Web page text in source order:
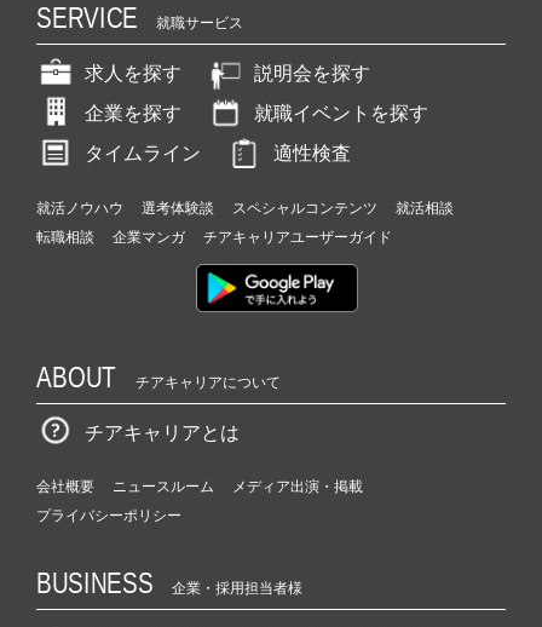
SERVICE 就職サービス
求人を探す
説明会を探す
企業を探す
就職イベントを探す
タイムライン
適性検査
就活ノウハウ 選考体験談 スペシャルコンテンツ
就活相談
転職相談
企業マンガ チアキャリアユーザーガイド
ABOUT チアキャリアについて
チアキャリアとは
会社概要 ニュースルーム
メディア出演・掲載
プライバシーポリシー
BUSINESS 企業・採用担当者様